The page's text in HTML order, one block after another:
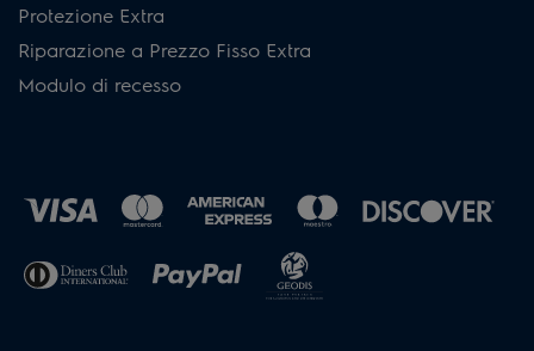
Protezione Extra
Riparazione a Prezzo Fisso Extra
Modulo di recesso